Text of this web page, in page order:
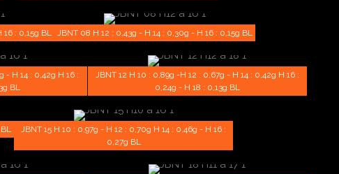
16 : 0,15g BL JBNT 08 H 12 : 0,43g - H 14 : 0,30g - H 16 : 0,15g BL
- H 14 : 0,42g H 16 :
BL
JBNT 12 H 10 : 0,89g -H 12 : 0,67g - H 14 : 0,42g H 16 :
0,24g - H 18 : 0,13g BL
JBNT 15 H 10 : 0,97g - H 12 : 0,70g H 14 : 0,46g - H 16 :
0,27g BL